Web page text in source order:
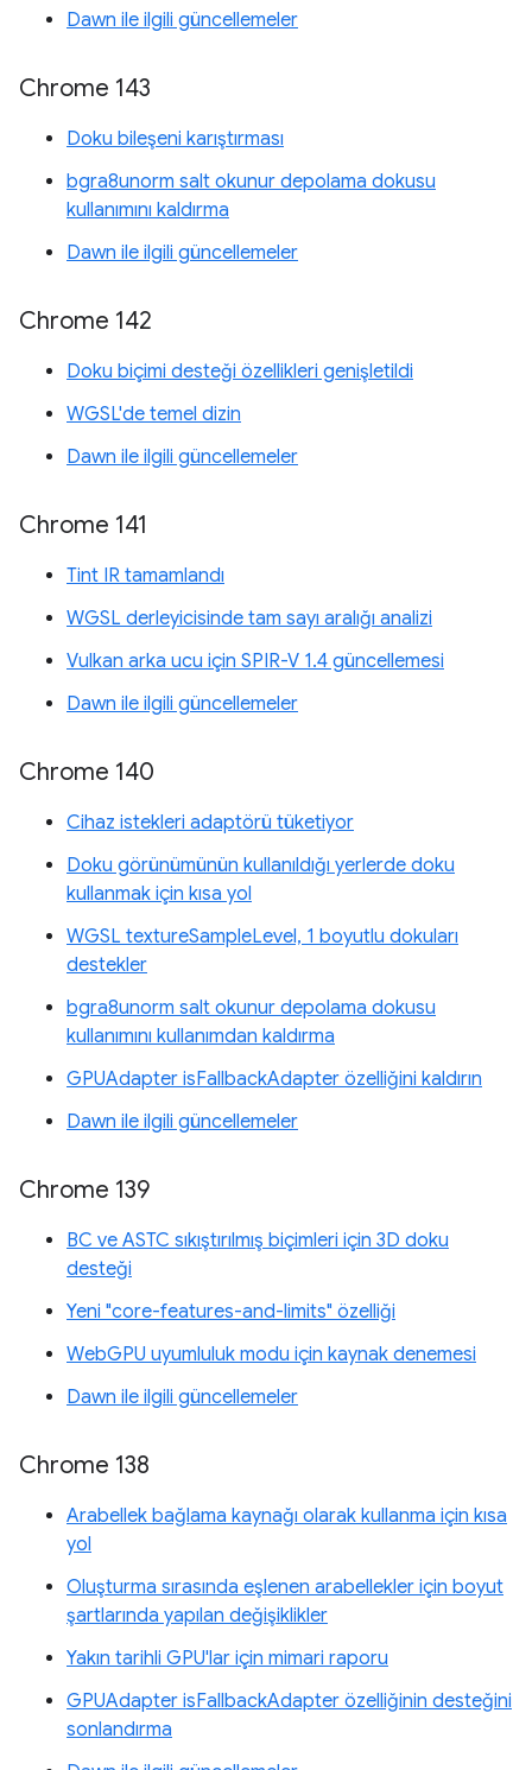
Dawn ile ilgili güncellemeler
Chrome 143
Doku bileşeni karıştırması
bgra8unorm salt okunur depolama dokusu
kullanımını kaldırma
Dawn ile ilgili güncellemeler
Chrome 142
Doku biçimi desteği özellikleri genişletildi
WGSL'de temel dizin
Dawn ile ilgili güncellemeler
Chrome 141
Tint IR tamamlandı
WGSL derleyicisinde tam sayı aralığı analizi
Vulkan arka ucu için SPIR-V 1.4 güncellemesi
Dawn ile ilgili güncellemeler
Chrome 140
Cihaz istekleri adaptörü tüketiyor
Doku görünümünün kullanıldığı yerlerde doku
kullanmak için kısa yol
WGSL textureSampleLevel, 1 boyutlu dokuları
destekler
bgra8unorm salt okunur depolama dokusu
kullanımını kullanımdan kaldırma
GPUAdapter isFallbackAdapter özelliğini kaldırın
Dawn ile ilgili güncellemeler
Chrome 139
BC ve ASTC sıkıştırılmış biçimleri için 3D doku
desteği
Yeni "core-features-and-limits" özelliği
WebGPU uyumluluk modu için kaynak denemesi
Dawn ile ilgili güncellemeler
Chrome 138
Arabellek bağlama kaynağı olarak kullanma için kısa
yol
Oluşturma sırasında eşlenen arabellekler için boyut
şartlarında yapılan değişiklikler
Yakın tarihli GPU'lar için mimari raporu
GPUAdapter isFallbackAdapter özelliğinin desteğini
sonlandırma